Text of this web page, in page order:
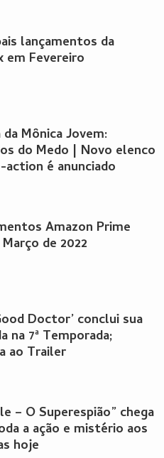
lançamentos da
Fevereiro
Mônica Jovem:
do Medo | Novo elenco
action é anunciado
Amazon Prime
de 2022
Doctor’ conclui sua
na 7ª Temporada;
ao Trailer
– O Superespião” chega
a ação e mistério aos
hoje